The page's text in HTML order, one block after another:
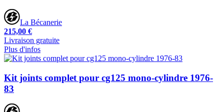
La Bécanerie
215,00 €
Livraison gratuite
Plus d'infos
Kit joints complet pour cg125 mono-cylindre 1976-
83